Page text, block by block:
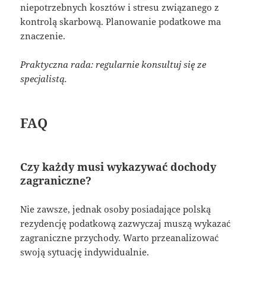
niepotrzebnych kosztów i stresu związanego z
kontrolą skarbową. Planowanie podatkowe ma
znaczenie.
Praktyczna rada: regularnie konsultuj się ze
specjalistą.
FAQ
Czy każdy musi wykazywać dochody
zagraniczne?
Nie zawsze, jednak osoby posiadające polską
rezydencję podatkową zazwyczaj muszą wykazać
zagraniczne przychody. Warto przeanalizować
swoją sytuację indywidualnie.